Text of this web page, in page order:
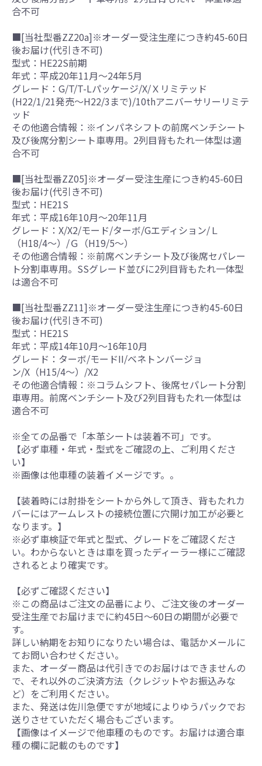
合不可
■[当社型番ZZ20a]※オーダー受注生産につき約45-60日
後お届け(代引き不可)
型式：HE22S前期
年式：平成20年11月～24年5月
グレード：G/T/T-Lパッケージ/X/Ｘリミテッド
(H22/1/21発売～H22/3まで)/10thアニバーサリーリミテ
ッド
その他適合情報：※インパネシフトの前席ベンチシート
及び後席分割シート車専用。2列目背もたれ一体型は適
合不可
■[当社型番ZZ05]※オーダー受注生産につき約45-60日
後お届け(代引き不可)
型式：HE21S
年式：平成16年10月～20年11月
グレード：X/X2/モード/ターボ/Gエディション/Ｌ
（H18/4～）/Ｇ（H19/5～）
その他適合情報：※前席ベンチシート及び後席セパレー
ト分割車専用。SSグレード並びに2列目背もたれ一体型
は適合不可
■[当社型番ZZ11]※オーダー受注生産につき約45-60日
後お届け(代引き不可)
型式：HE21S
年式：平成14年10月～16年10月
グレード：ターボ/モードII/ベネトンバージョ
ン/X（H15/4～）/X2
その他適合情報：※コラムシフト、後席セパレート分割
車専用。前席ベンチシート及び2列目背もたれ一体型は
適合不可
※全ての品番で「本革シートは装着不可」です。
【必ず車種・年式・型式をご確認の上、ご利用くださ
い】
※画像は他車種の装着イメージです。。
【装着時には肘掛をシートから外して頂き、背もたれカ
バーにはアームレストの接続位置に穴開け加工が必要と
なります。】
※必ず車検証で年式と型式、グレードをご確認くださ
い。わからないときは車を買ったディーラー様にご確認
されるとより確実です。
【必ずご確認ください】
※この商品はご注文の品番により、ご注文後のオーダー
受注生産でお届けまでに約45日～60日の期間が必要で
す。
詳しい納期をお知りになりたい場合は、電話かメールに
てお問い合わせください。
また、オーダー商品は代引きでのお届けはできませんの
で、それ以外のご決済方法（クレジットやお振込みな
ど）をご利用ください。
また、発送は佐川急便ですが地域によりゆうパックでお
送りさせていただく場合もございます。
【画像はイメージで他車種のものです。お届けは適合車
種の欄に記載のものです】